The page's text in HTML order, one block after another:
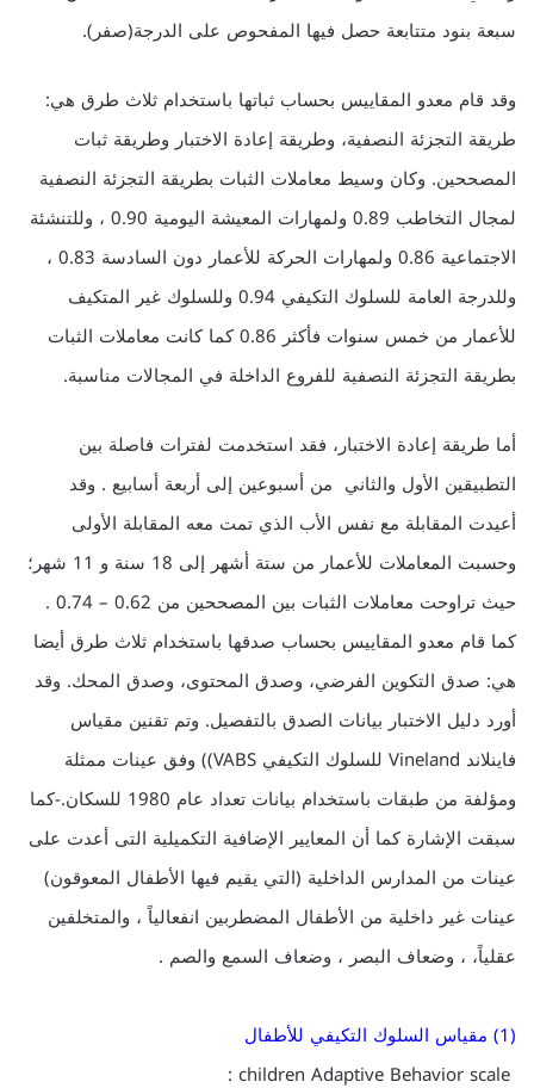
سبعة بنود متتابعة حصل فيها المفحوص على الدرجة(صفر).
وقد قام معدو المقاييس بحساب ثباتها باستخدام ثلاث طرق هي:
طريقة التجزئة النصفية، وطريقة إعادة الاختبار وطريقة ثبات
المصححين. وكان وسيط معاملات الثبات بطريقة التجزئة النصفية
لمجال التخاطب 0.89 ولمهارات المعيشة اليومية 0.90 ، وللتنشئة
الاجتماعية 0.86 ولمهارات الحركة للأعمار دون السادسة 0.83 ،
وللدرجة العامة للسلوك التكيفي 0.94 وللسلوك غير المتكيف
للأعمار من خمس سنوات فأكثر 0.86 كما كانت معاملات الثبات
بطريقة التجزئة النصفية للفروع الداخلة في المجالات مناسبة.
أما طريقة إعادة الاختبار، فقد استخدمت لفترات فاصلة بين
التطبيقين الأول والثاني من أسبوعين إلى أربعة أسابيع . وقد
أعيدت المقابلة مع نفس الأب الذي تمت معه المقابلة الأولى
وحسبت المعاملات للأعمار من ستة أشهر إلى 18 سنة و 11 شهر؛
حيث تراوحت معاملات الثبات بين المصححين من 0.62 – 0.74 .
كما قام معدو المقاييس بحساب صدقها باستخدام ثلاث طرق أيضا
هي: صدق التكوين الفرضي، وصدق المحتوى، وصدق المحك. وقد
أورد دليل الاختبار بيانات الصدق بالتفصيل. وتم تقنين مقياس
فاينلاند Vineland للسلوك التكيفي VABS)) وفق عينات ممثلة
ومؤلفة من طبقات باستخدام بيانات تعداد عام 1980 للسكان.-كما
سبقت الإشارة كما أن المعايير الإضافية التكميلية التى أعدت على
عينات من المدارس الداخلية (التي يقيم فيها الأطفال المعوقون)
عينات غير داخلية من الأطفال المضطربين انفعالياً ، والمتخلفين
عقلياً، ، وضعاف البصر ، وضعاف السمع والصم .
(1) مقياس السلوك التكيفي للأطفال